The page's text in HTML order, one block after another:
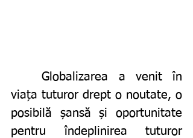
	Globalizarea a venit în
viața tuturor drept o noutate, o
posibilă șansă și oportunitate
pentru îndeplinirea tuturor